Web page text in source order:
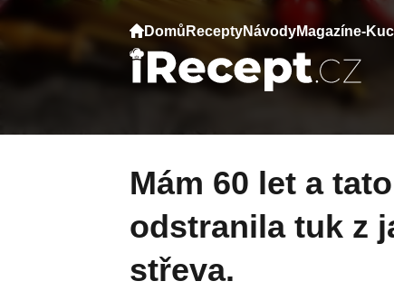
Domů ReceptyNávodyMagazíne-
Mám 60 let a tato zelenina mi vrátila zrak,
odstranila tuk z
střeva.